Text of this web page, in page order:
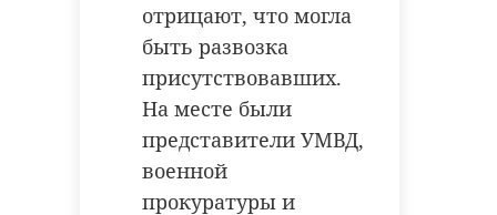
отрицают, что могла
быть развозка
присутствовавших.
На месте были
представители УМВД,
военной
прокуратуры и